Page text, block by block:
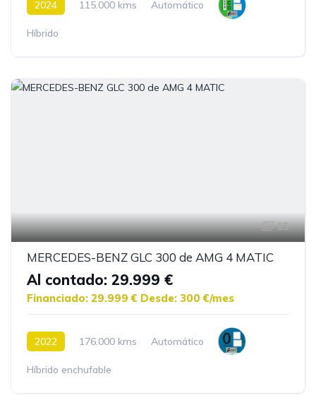
2024 115.000 kms Automático
Híbrido
15
MERCEDES-BENZ GLC 300 de AMG 4 MATIC
Al contado: 29.999 €
Financiado: 29.999 € Desde: 300 €/mes
2022 176.000 kms Automático
Híbrido enchufable